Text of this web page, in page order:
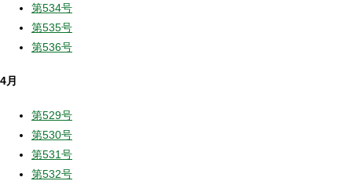
第534号
第535号
第536号
4月
第529号
第530号
第531号
第532号